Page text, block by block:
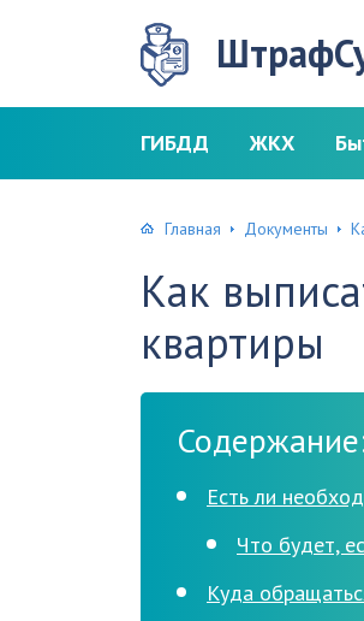
ГИБДД ЖКХ
Главная Документы
Как
квартиры
Есть ли
Что будет,
Куда